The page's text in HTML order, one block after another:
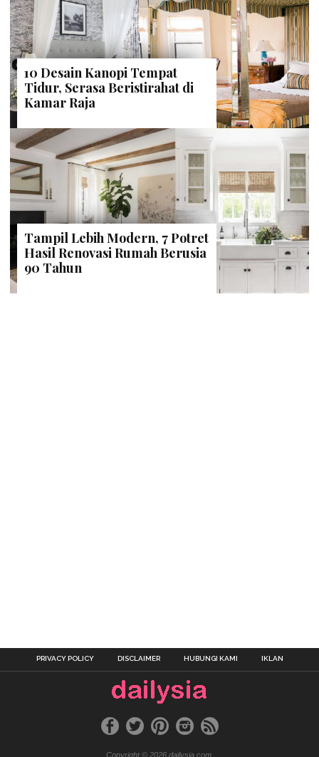
10 Desain Kanopi Tempat
Tidur, Serasa Beristirahat di
Kamar Raja
Tampil Lebih Modern, 7 Potret
Hasil Renovasi Rumah Berusia
90 Tahun
PRIVACY POLICY DISCLAIMER HUBUNGI KAMI IKLAN
Copyright © 2026 dailysia.com.